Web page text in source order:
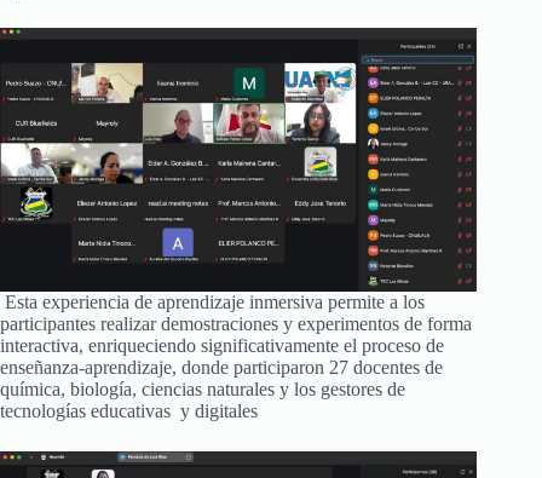
Esta experiencia de aprendizaje inmersiva permite a los
participantes realizar demostraciones y experimentos de forma
interactiva, enriqueciendo significativamente el proceso de
enseñanza-aprendizaje, donde participaron 27 docentes de
química, biología, ciencias naturales y los gestores de
tecnologías educativas y digitales